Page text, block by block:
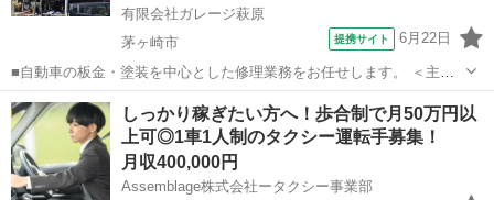
有限会社ガレージ萩原
茅ヶ崎市
提携サイト 6月22日
■自動車の板金・塗装を中心とした修理業務をお任せします。 ＜主な
業務内容＞ ・車のへこみやキズの修復（板金） ・塗装前の下地処理、
調色、塗装 ・部品の分解、組立 ・仕上げ後の洗車、最終チェック ＜
特徴＞ ・ホンダ車中心（...
神奈川 茅ヶ崎市 機械
しっかり稼ぎたい方へ！歩合制で月50万円以
上可◎1車1人制のタクシー運転手募集！
月収400,000円
Assemblage株式会社ータクシー事業部